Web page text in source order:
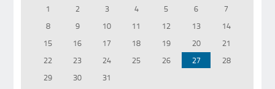
1 2 3 4 5 6
7
8
9 10 11 12 13
14
15
16 17 18 19 20
21
22
23 24 25 26 27
28
29
30 31